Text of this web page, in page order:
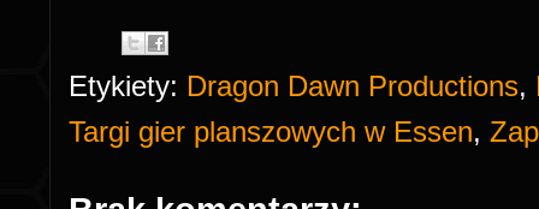
Etykiety: Dragon Dawn Productions,
Targi gier planszowych w Essen,